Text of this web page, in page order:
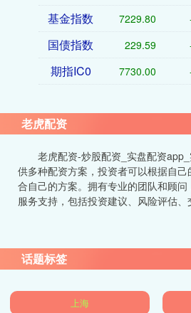
基金指数
7229.80
国债指数 229.59
期指IC0 7730.00
老虎配资
老虎配资-炒股配资_实盘配资
供多种配资方案，投资者可以根据自
合自己的方案。拥有专业的团队和顾
服务支持，包括投资建议、风险评估、
话题标签
上海